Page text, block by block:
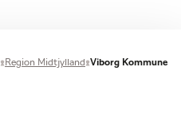
Region Midtjylland Viborg Kommune